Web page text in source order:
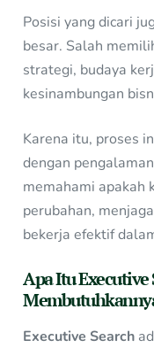
Posisi yang dicari
besar. Salah
strategi, budaya
kesinambungan
Karena itu, proses
dengan
memahami apakah
perubahan,
bekerja efektif
Apa Itu Executive
Executive Search